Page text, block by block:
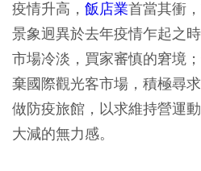
疫情升高， 飯店業首當其衝
景象迥異於去年疫情乍起之
市場冷淡，買家審慎的窘境
棄國際觀光客市場，積極尋
做防疫旅館，以求維持營運
大減的無力感。